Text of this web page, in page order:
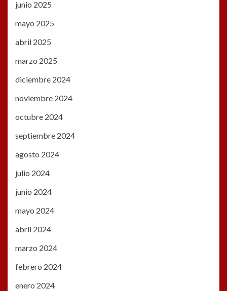
junio 2025
mayo 2025
abril 2025
marzo 2025
diciembre 2024
noviembre 2024
octubre 2024
septiembre 2024
agosto 2024
julio 2024
junio 2024
mayo 2024
abril 2024
marzo 2024
febrero 2024
enero 2024